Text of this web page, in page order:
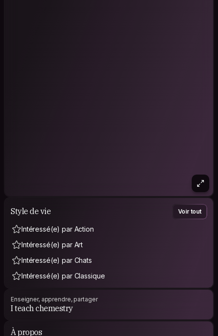
Style de vie Voir tout
Intéressé(e) par Action
Intéressé(e) par Art
Intéressé(e) par Chats
Intéressé(e) par Classique
Enseigner, apprendre, partager
I teach chemestry
À propos